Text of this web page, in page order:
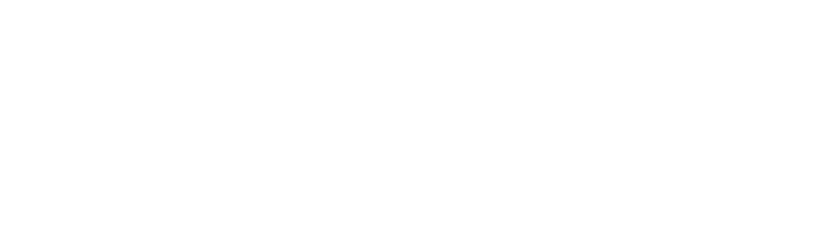
till annan webbplats.